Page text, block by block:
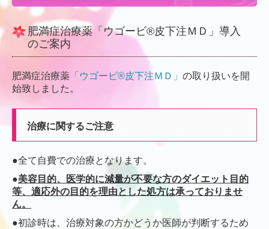
マタニティーライフ
美容
よくある質問
採用情報（受付 医療事務）
施設基準等
肥満症治療（自費）
肥満症治療薬「ウゴービ®皮下注ＭＤ」導入
のご案内
肥満症治療薬 「ウゴービ®皮下注ＭＤ」 の取り扱いを開
始致しました。
治療に関するご注意
●全て自費での治療となります。
●美容目的、医学的に減量が不要な方のダイエット目的
等、適応外の目的を理由とした処方は承っておりませ
ん。
●初診時は、治療対象の方かどうか医師が判断するため